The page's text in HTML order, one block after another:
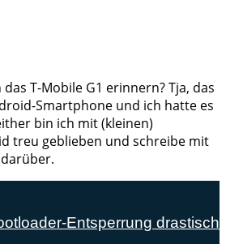
T-Mobile G1 erinnern? Tja, das
Smartphone und ich hatte es
bin ich mit (kleinen)
treu geblieben und schreibe mit
Entsperrung drastisch